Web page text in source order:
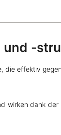
-
effektiv
wirken dank